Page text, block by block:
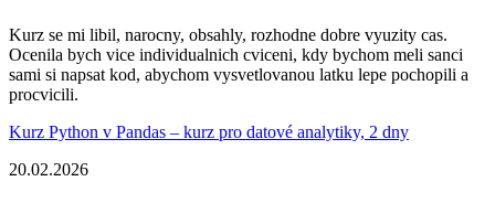
Kurz se mi libil, narocny, obsahly, rozhodne dobre vyuzity cas.
Ocenila bych vice individualnich cviceni, kdy bychom meli sanci
sami si napsat kod, abychom vysvetlovanou latku lepe pochopili a
procvicili.
Kurz Python v Pandas – kurz pro datové analytiky, 2 dny
20.02.2026